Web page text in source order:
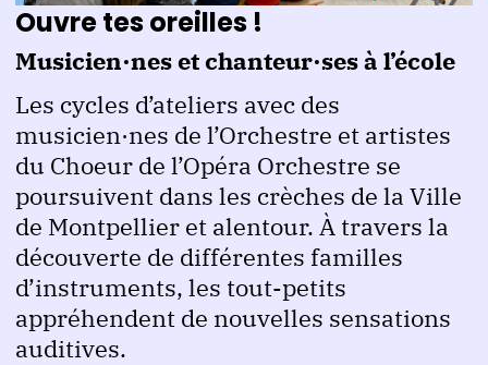
Ouvre tes oreilles !
Musicien·nes et chanteur·ses à l’école
Les cycles d’ateliers avec des
musicien·nes de l’Orchestre et artistes
du Choeur de l’Opéra Orchestre se
poursuivent dans les crèches de la Ville
de Montpellier et alentour. À travers la
découverte de différentes familles
d’instruments, les tout-petits
appréhendent de nouvelles sensations
auditives.